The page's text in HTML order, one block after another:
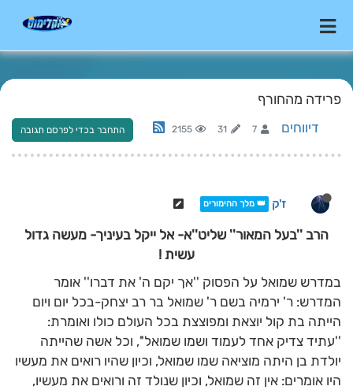
פרידה מהחורף
דיווחים 7
31
2155 התחבר בכדי לפרסם תגובה
ז'ק 👑 מלך ההימורים
הרב ''בעל המאור'' שליט''א- אל ייקל בעיניך- מעשה גדול
עשית !
במדרש שמואל על הפסוק ''אך יקם ה' את דברו'' אומר
המדרש: ר' ירמיה בשם ר' שמואל בר רב יצחק-בכל יום ויום
הייתה בת קול יוצאת ומפוצצת בכל העולם כולו ואומרת:
''עתיד צדיק אחד לעמוד ושמו שמואל'', וכל אשה שהייתה
יולדת בן היתה מוציאה שמו שמואל, וכיון שהיו רואים את מעשיו
היו אומרים: אין זה שמואל, וכיון שנולד זה ורואים את מעשיו,